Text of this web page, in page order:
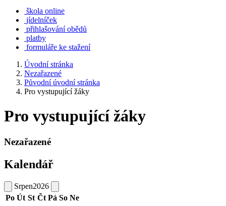
škola online
jídelníček
přihlašování obědů
platby
formuláře ke stažení
Úvodní stránka
Nezařazené
Původní úvodní stránka
Pro vystupující žáky
Pro vystupující žáky
Nezařazené
Kalendář
Srpen2026
Po Út St Čt Pá So Ne